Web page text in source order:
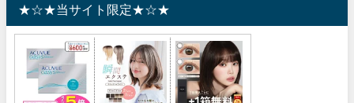
★☆★当サイト限定★☆★